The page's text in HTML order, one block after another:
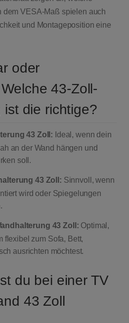
dem VESA-Maß spielen auch
und Montageposition eine
oder
43-Zoll-
ist die richtige?
43 Zoll: Ideal, wenn dein
an der Wand hängen und
soll.
43 Zoll: Sinnvoll, wenn
wird oder Spiegelungen
43 Zoll: Optimal,
flexibel zum Sofa, Bett,
ausrichten möchtest.
du bei einer TV
43 Zoll